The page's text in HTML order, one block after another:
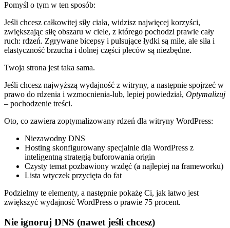
Pomyśl o tym w ten sposób:
Jeśli chcesz całkowitej siły ciała, widzisz najwięcej korzyści,
zwiększając siłę obszaru w ciele, z którego pochodzi prawie cały
ruch: rdzeń. Zgrywane bicepsy i pulsujące łydki są miłe, ale siła i
elastyczność brzucha i dolnej części pleców są niezbędne.
Twoja strona jest taka sama.
Jeśli chcesz najwyższą wydajność z witryny, a następnie spojrzeć w
prawo do rdzenia i wzmocnienia-lub, lepiej powiedział, Optymalizuj
– pochodzenie treści.
Oto, co zawiera zoptymalizowany rdzeń dla witryny WordPress:
Niezawodny DNS
Hosting skonfigurowany specjalnie dla WordPress z
inteligentną strategią buforowania origin
Czysty temat pozbawiony wzdęć (a najlepiej na frameworku)
Lista wtyczek przycięta do fat
Podzielmy te elementy, a następnie pokażę Ci, jak łatwo jest
zwiększyć wydajność WordPress o prawie 75 procent.
Nie ignoruj DNS (nawet jeśli chcesz)